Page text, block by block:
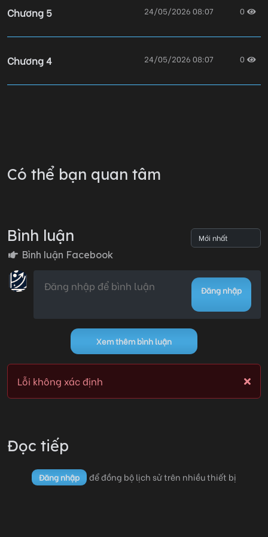
Chương 5 24/05/2026 08:07 0
Chương 4 24/05/2026 08:07 0
Lỗi không xác định
Có thể bạn quan tâm
Bình luận
Bình luận Facebook
Đăng nhập
Xem thêm bình luận
Lỗi không xác định
Đọc tiếp
Đăng nhập để đồng bộ lịch sử trên nhiều thiết bị